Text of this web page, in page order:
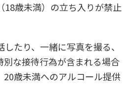
18歳未満）の立ち入りが禁止
たり、一緒に写真を撮る、
別な接待行為が含まれる場合
20歳未満へのアルコール提供